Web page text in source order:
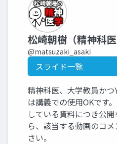
松崎朝樹（精神科医
@matsuzaki_asaki
スライド一覧
精神科医、大学教員か
は講義での使用OKです
している資料につき公
ら、該当する動画のコ
さい。